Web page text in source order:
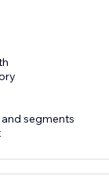
segments